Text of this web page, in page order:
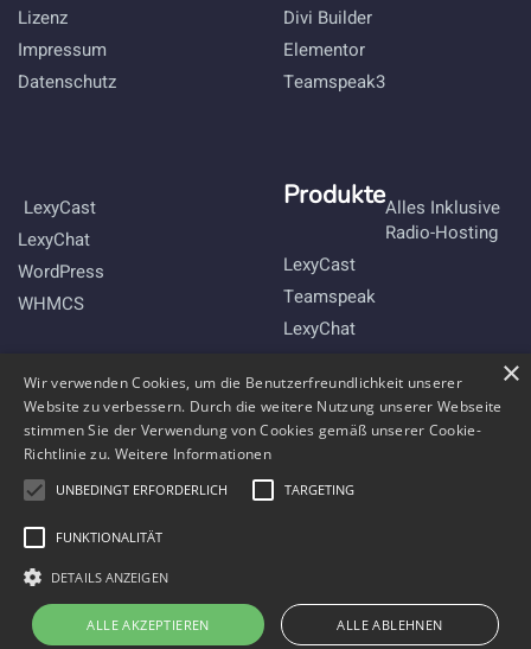
Lizenz
Impressum
Datenschutz
Divi Builder
Elementor
Teamspeak3
LexyCast
LexyChat
WordPress
WHMCS
ProdukteAlles Inklusive
Radio-Hosting
LexyCast
Teamspeak
LexyChat
Bleibe mit uns im Kontakt
Copyright © 2011-2026 Webradio-Hosting byComnexmedia
×
Wir verwenden Cookies, um die Benutzerfreundlichkeit unserer
Website zu verbessern. Durch die weitere Nutzung unserer Webseite
stimmen Sie der Verwendung von Cookies gemäß unserer Cookie-
Richtlinie zu. Weitere Informationen
UNBEDINGT ERFORDERLICH TARGETING
FUNKTIONALITÄT
DETAILS ANZEIGEN
ALLE AKZEPTIEREN ALLE ABLEHNEN